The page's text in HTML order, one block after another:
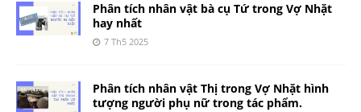
Phân tích nhân vật bà cụ Tứ trong Vợ Nhặt
hay nhất
7 Th5 2025
Phân tích nhân vật Thị trong Vợ Nhặt hình
tượng người phụ nữ trong tác phẩm.